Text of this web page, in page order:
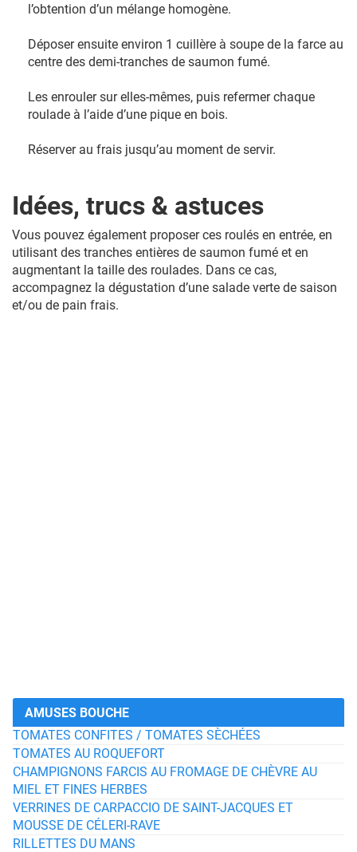
l’obtention d’un mélange homogène.
Déposer ensuite environ 1 cuillère à soupe de la farce au
centre des demi-tranches de saumon fumé.
Les enrouler sur elles-mêmes, puis refermer chaque
roulade à l’aide d’une pique en bois.
Réserver au frais jusqu’au moment de servir.
Idées, trucs & astuces
Vous pouvez également proposer ces roulés en entrée, en
utilisant des tranches entières de saumon fumé et en
augmentant la taille des roulades. Dans ce cas,
accompagnez la dégustation d’une salade verte de saison
et/ou de pain frais.
AMUSES BOUCHE
TOMATES CONFITES / TOMATES SÈCHÉES
TOMATES AU ROQUEFORT
CHAMPIGNONS FARCIS AU FROMAGE DE CHÈVRE AU
MIEL ET FINES HERBES
VERRINES DE CARPACCIO DE SAINT-JACQUES ET
MOUSSE DE CÉLERI-RAVE
RILLETTES DU MANS